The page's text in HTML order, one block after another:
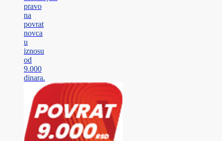
pravo
na
povrat
novca
u
iznosu
od
9.000
dinara.